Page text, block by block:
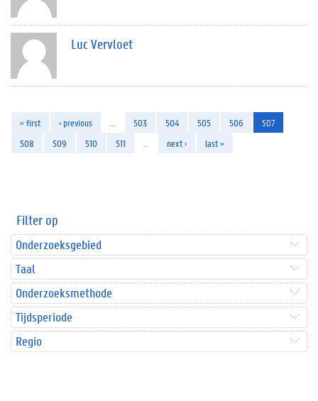
Luc Vervloet
« first ‹ previous 503 504 505 506
507
508
509 510 511 next › last »
Filter op
Onderzoeksgebied
Taal
Onderzoeksmethode
Tijdsperiode
Regio